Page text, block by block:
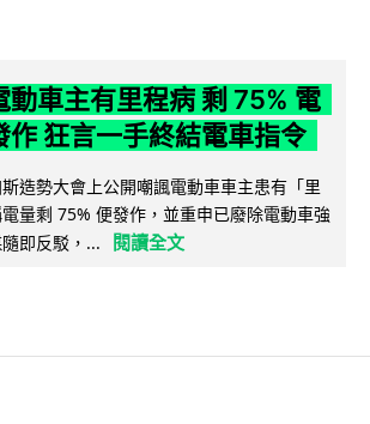
動車主有里程病 剩 75% 電
作 狂言一手終結電車指令
造勢大會上公開嘲諷電動車車主患有「里
量剩 75% 便發作，並重申已廢除電動車強
即反駁，...
閱讀全文